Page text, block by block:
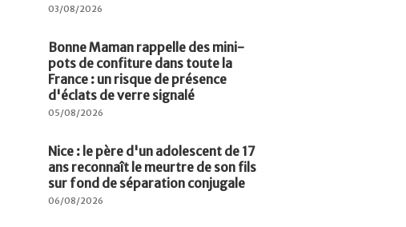
03/08/2026
Bonne Maman rappelle des mini-
pots de confiture dans toute la
France : un risque de présence
d'éclats de verre signalé
05/08/2026
Nice : le père d'un adolescent de 17
ans reconnaît le meurtre de son fils
sur fond de séparation conjugale
06/08/2026